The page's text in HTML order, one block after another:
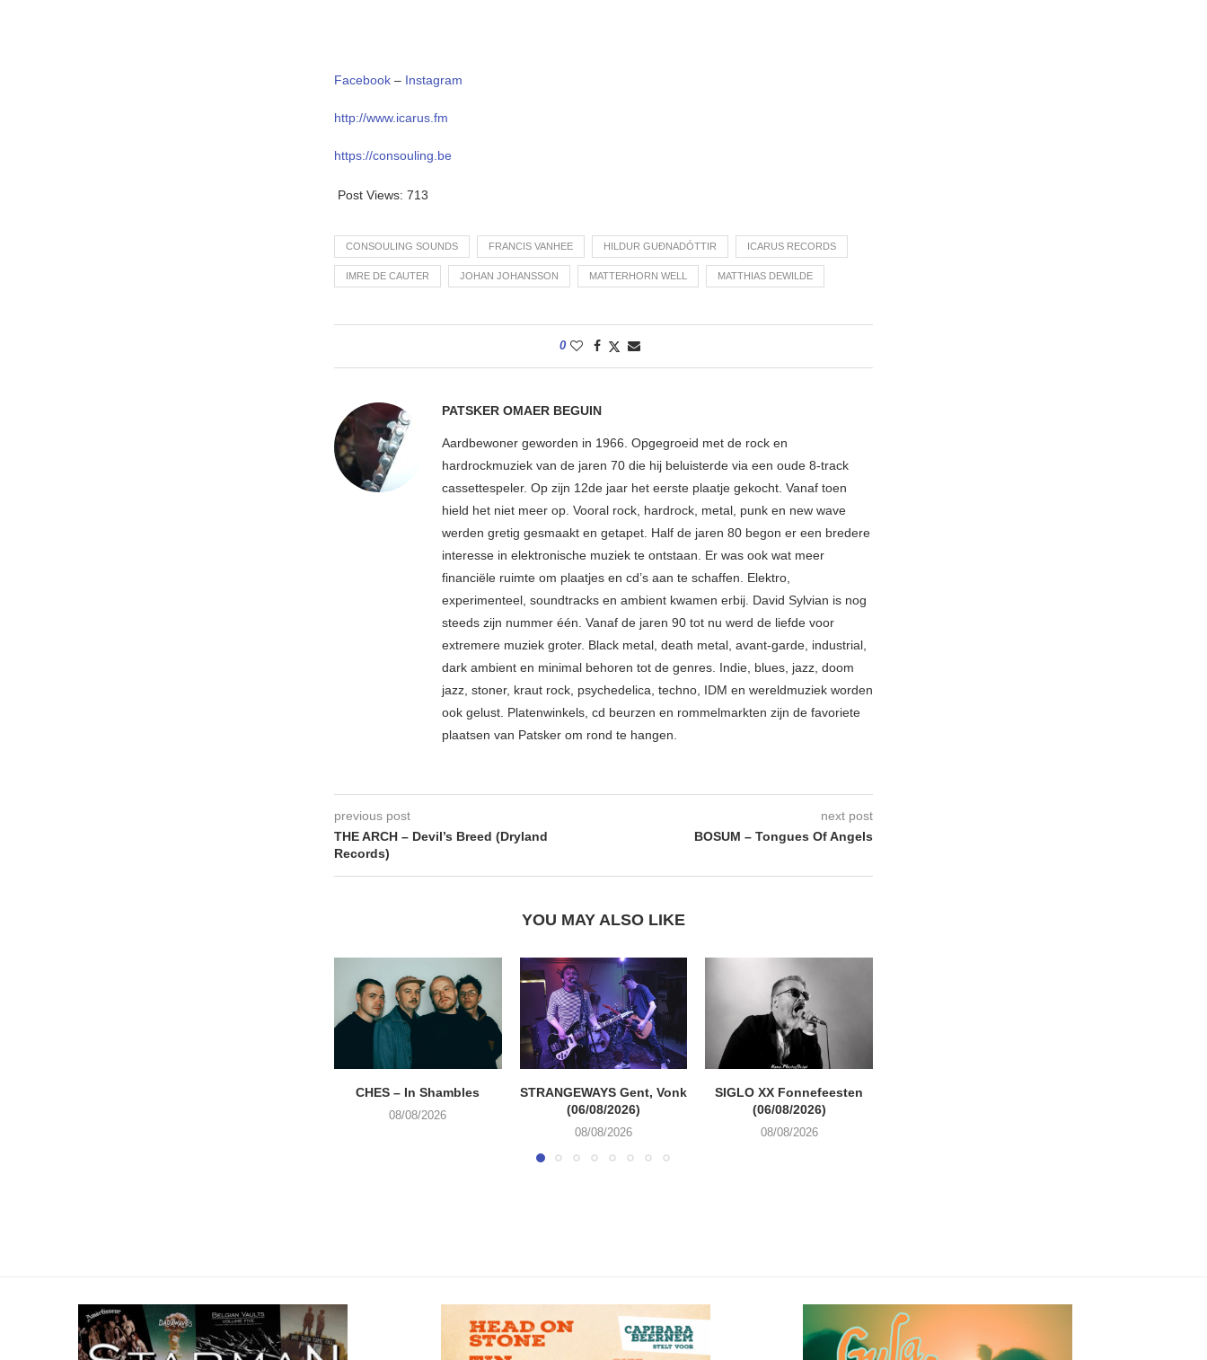
Facebook – Instagram
http://www.icarus.fm
https://consouling.be
Post Views: 713
CONSOULING SOUNDS FRANCIS VANHEE HILDUR GUÐNADÓTTIR ICARUS RECORDS
IMRE DE CAUTER JOHAN JOHANSSON MATTERHORN WELL MATTHIAS DEWILDE
0
PATSKER OMAER BEGUIN
Aardbewoner geworden in 1966. Opgegroeid met de rock en
hardrockmuziek van de jaren 70 die hij beluisterde via een oude 8-track
cassettespeler. Op zijn 12de jaar het eerste plaatje gekocht. Vanaf toen
hield het niet meer op. Vooral rock, hardrock, metal, punk en new wave
werden gretig gesmaakt en getapet. Half de jaren 80 begon er een bredere
interesse in elektronische muziek te ontstaan. Er was ook wat meer
financiële ruimte om plaatjes en cd’s aan te schaffen. Elektro,
experimenteel, soundtracks en ambient kwamen erbij. David Sylvian is nog
steeds zijn nummer één. Vanaf de jaren 90 tot nu werd de liefde voor
extremere muziek groter. Black metal, death metal, avant-garde, industrial,
dark ambient en minimal behoren tot de genres. Indie, blues, jazz, doom
jazz, stoner, kraut rock, psychedelica, techno, IDM en wereldmuziek worden
ook gelust. Platenwinkels, cd beurzen en rommelmarkten zijn de favoriete
plaatsen van Patsker om rond te hangen.
previous post
THE ARCH – Devil’s Breed (Dryland
Records)
next post
BOSUM – Tongues Of Angels
YOU MAY ALSO LIKE
CHES – In Shambles
08/08/2026
STRANGEWAYS Gent, Vonk
(06/08/2026)
08/08/2026
SIGLO XX Fonnefeesten
(06/08/2026)
08/08/2026